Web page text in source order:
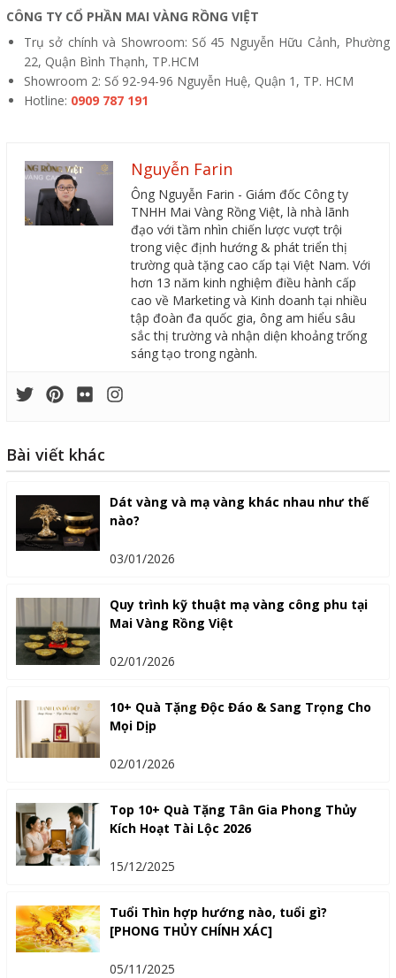
CÔNG TY CỔ PHẦN MAI VÀNG RỒNG VIỆT
Trụ sở chính và Showroom: Số 45 Nguyễn Hữu Cảnh, Phường
22, Quận Bình Thạnh, TP.HCM
Showroom 2: Số 92-94-96 Nguyễn Huệ, Quận 1, TP. HCM
Hotline: 0909 787 191
Nguyễn Farin
Ông Nguyễn Farin - Giám đốc Công ty
TNHH Mai Vàng Rồng Việt, là nhà lãnh
đạo với tầm nhìn chiến lược vượt trội
trong việc định hướng & phát triển thị
trường quà tặng cao cấp tại Việt Nam. Với
hơn 13 năm kinh nghiệm điều hành cấp
cao về Marketing và Kinh doanh tại nhiều
tập đoàn đa quốc gia, ông am hiểu sâu
sắc thị trường và nhận diện khoảng trống
sáng tạo trong ngành.
Bài viết khác
Dát vàng và mạ vàng khác nhau như thế
nào?
03/01/2026
Quy trình kỹ thuật mạ vàng công phu tại
Mai Vàng Rồng Việt
02/01/2026
10+ Quà Tặng Độc Đáo & Sang Trọng Cho
Mọi Dịp
02/01/2026
Top 10+ Quà Tặng Tân Gia Phong Thủy
Kích Hoạt Tài Lộc 2026
15/12/2025
Tuổi Thìn hợp hướng nào, tuổi gì?
[PHONG THỦY CHÍNH XÁC]
05/11/2025